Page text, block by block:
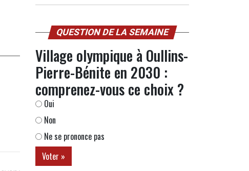
QUESTION DE LA SEMAINE
Village olympique à Oullins-
Pierre-Bénite en 2030 :
comprenez-vous ce choix ?
Oui
Non
Ne se prononce pas